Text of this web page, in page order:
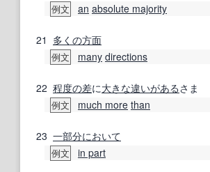
例文 an absolute majority
21 多くの方面
例文 many directions
22 程度の差に大きな違いがあるさま
例文 much more than
23 一部分において
例文 in part